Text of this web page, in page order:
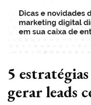
5
gerar leads